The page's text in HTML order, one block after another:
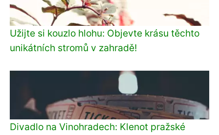
Užijte si kouzlo hlohu: Objevte krásu těchto
unikátních stromů v zahradě!
Divadlo na Vinohradech: Klenot pražské